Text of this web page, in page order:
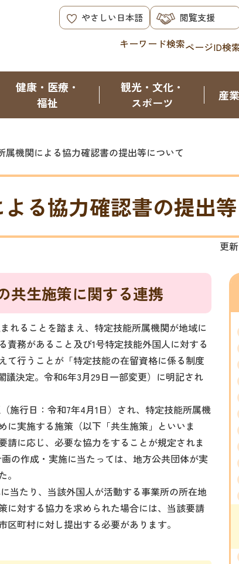
やさしい日本語 閲覧支援
キーワード検索ページID検
健康・医療・
福祉
観光・文化・
スポーツ
産
属機関による協力確認書の提出等について
る協力確認書の提出
更
共生施策に関する連携
れることを踏まえ、特定技能所属機関が地域に
務があること及び1号特定技能外国人に対する
て行うことが「特定技能の在留資格に係る制度
議決定。令和6年3月29日一部変更）に明記され
施行日：令和7年4月1日）され、特定技能所属機
に実施する施策（以下「共生施策」といいま
に応じ、必要な協力をすることが規定されま
の作成・実施に当たっては、地方公共団体が実
当たり、当該外国人が活動する事業所の所在地
に対する協力を求められた場合には、当該要請
町村に対し提出する必要があります。